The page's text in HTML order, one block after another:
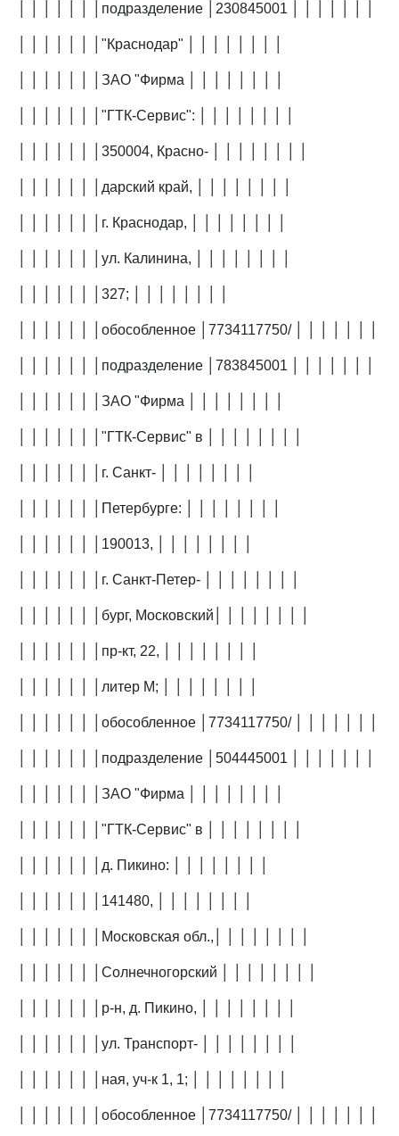
│ │ │ │ │ │ │подразделение │230845001 │ │ │ │ │ │ │
│ │ │ │ │ │ │"Краснодар" │ │ │ │ │ │ │ │
│ │ │ │ │ │ │ЗАО "Фирма │ │ │ │ │ │ │ │
│ │ │ │ │ │ │"ГТК-Сервис": │ │ │ │ │ │ │ │
│ │ │ │ │ │ │350004, Красно- │ │ │ │ │ │ │ │
│ │ │ │ │ │ │дарский край, │ │ │ │ │ │ │ │
│ │ │ │ │ │ │г. Краснодар, │ │ │ │ │ │ │ │
│ │ │ │ │ │ │ул. Калинина, │ │ │ │ │ │ │ │
│ │ │ │ │ │ │327; │ │ │ │ │ │ │ │
│ │ │ │ │ │ │обособленное │7734117750/ │ │ │ │ │ │ │
│ │ │ │ │ │ │подразделение │783845001 │ │ │ │ │ │ │
│ │ │ │ │ │ │ЗАО "Фирма │ │ │ │ │ │ │ │
│ │ │ │ │ │ │"ГТК-Сервис" в │ │ │ │ │ │ │ │
│ │ │ │ │ │ │г. Санкт- │ │ │ │ │ │ │ │
│ │ │ │ │ │ │Петербурге: │ │ │ │ │ │ │ │
│ │ │ │ │ │ │190013, │ │ │ │ │ │ │ │
│ │ │ │ │ │ │г. Санкт-Петер- │ │ │ │ │ │ │ │
│ │ │ │ │ │ │бург, Московский│ │ │ │ │ │ │ │
│ │ │ │ │ │ │пр-кт, 22, │ │ │ │ │ │ │ │
│ │ │ │ │ │ │литер М; │ │ │ │ │ │ │ │
│ │ │ │ │ │ │обособленное │7734117750/ │ │ │ │ │ │ │
│ │ │ │ │ │ │подразделение │504445001 │ │ │ │ │ │ │
│ │ │ │ │ │ │ЗАО "Фирма │ │ │ │ │ │ │ │
│ │ │ │ │ │ │"ГТК-Сервис" в │ │ │ │ │ │ │ │
│ │ │ │ │ │ │д. Пикино: │ │ │ │ │ │ │ │
│ │ │ │ │ │ │141480, │ │ │ │ │ │ │ │
│ │ │ │ │ │ │Московская обл.,│ │ │ │ │ │ │ │
│ │ │ │ │ │ │Солнечногорский │ │ │ │ │ │ │ │
│ │ │ │ │ │ │р-н, д. Пикино, │ │ │ │ │ │ │ │
│ │ │ │ │ │ │ул. Транспорт- │ │ │ │ │ │ │ │
│ │ │ │ │ │ │ная, уч-к 1, 1; │ │ │ │ │ │ │ │
│ │ │ │ │ │ │обособленное │7734117750/ │ │ │ │ │ │ │